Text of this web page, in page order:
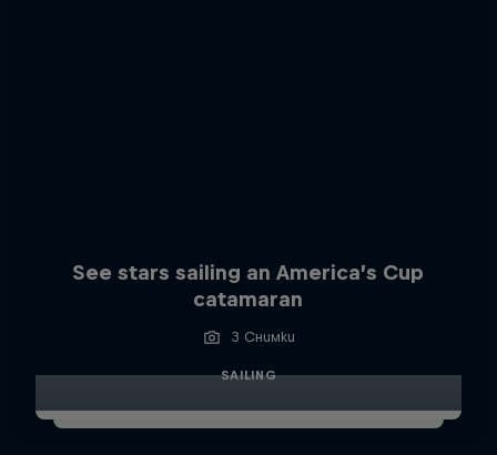
See stars sailing an America’s Cup
catamaran
3 Снимки
SAILING